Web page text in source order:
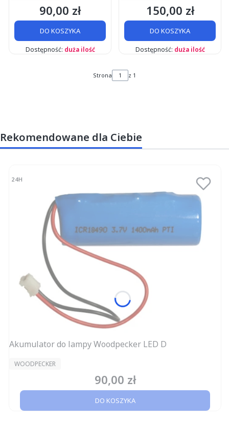
Cena
90,00 zł
DO KOSZYKA
Dostępność: duża ilość
E, F G, L, P, Q
Cena
150,00 zł
DO KOSZYKA
Dostępność: duża ilość
Strona z 1
Rekomendowane dla Ciebie
24H
Akumulator do lampy Woodpecker LED D
PRODUCENT
WOODPECKER
Cena
90,00 zł
DO KOSZYKA